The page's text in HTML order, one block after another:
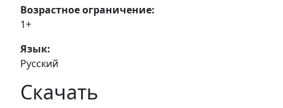
Возрастное ограничение:
1+
Язык:
Русский
Скачать